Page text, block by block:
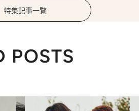
特集記事一覧
POSTS